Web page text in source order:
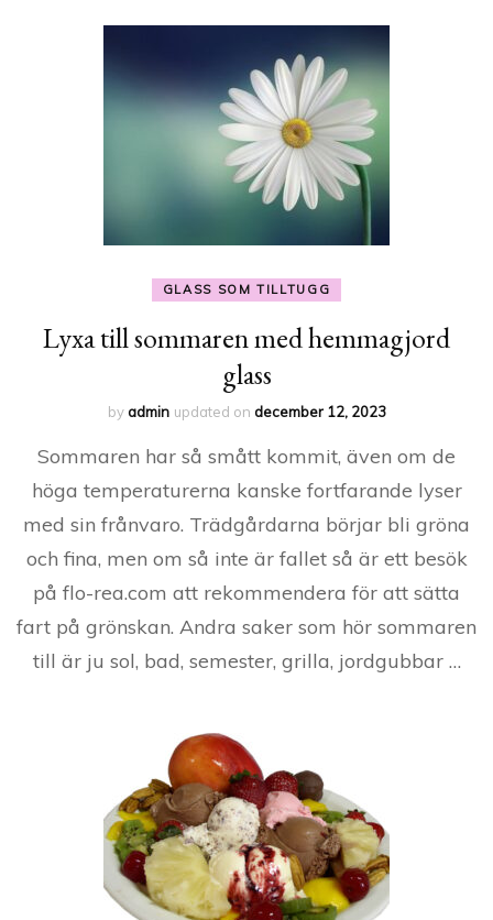
GLASS SOM TILLTUGG
Lyxa till sommaren med hemmagjord
glass
byadmin updated on december 12, 2023
Sommaren har så smått kommit, även om de
höga temperaturerna kanske fortfarande lyser
med sin frånvaro. Trädgårdarna börjar bli gröna
och fina, men om så inte är fallet så är ett besök
på flo-rea.com att rekommendera för att sätta
fart på grönskan. Andra saker som hör sommaren
till är ju sol, bad, semester, grilla, jordgubbar …